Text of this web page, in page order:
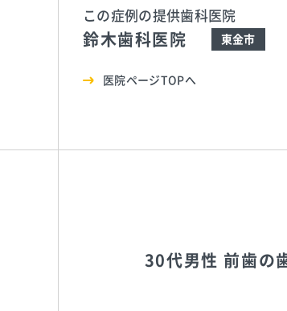
この症例の提供歯科医院
鈴木歯科医院 東金市
医院ページTOPへ
30代男性 前歯の